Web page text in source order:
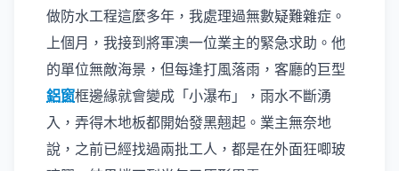
做防水工程這麼多年，我處理過無數疑難雜症。
上個月，我接到將軍澳一位業主的緊急求助。他
的單位無敵海景，但每逢打風落雨，客廳的巨型
鋁窗框邊緣就會變成「小瀑布」，雨水不斷湧
入，弄得木地板都開始發黑翹起。業主無奈地
說，之前已經找過兩批工人，都是在外面狂唧玻